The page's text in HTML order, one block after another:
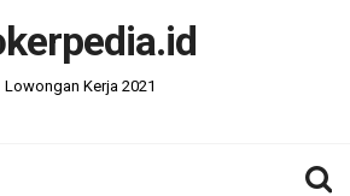
Lowongan Kerja 2021